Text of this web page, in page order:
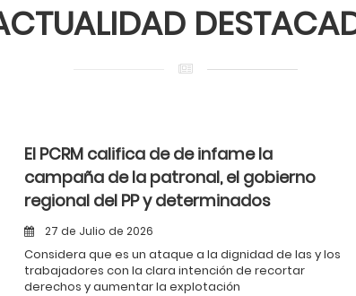
El PCRM califica de de infame la
campaña de la patronal, el gobierno
regional del PP y determinados
estamentos sobre el llamado
absentismo laboral
27 de Julio de 2026
Considera que es un ataque a la dignidad de las y los
trabajadores con la clara intención de recortar
derechos y aumentar la explotación